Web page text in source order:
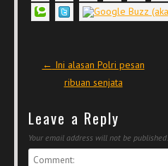
Post navigation
← Ini alasan Polri pesan
ribuan senjata
Leave a Reply
Your email address will not be published.